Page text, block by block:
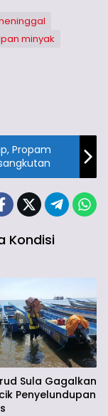
minyak
Propam
Kondisi
Sula Gagalkan
Penyelundupan